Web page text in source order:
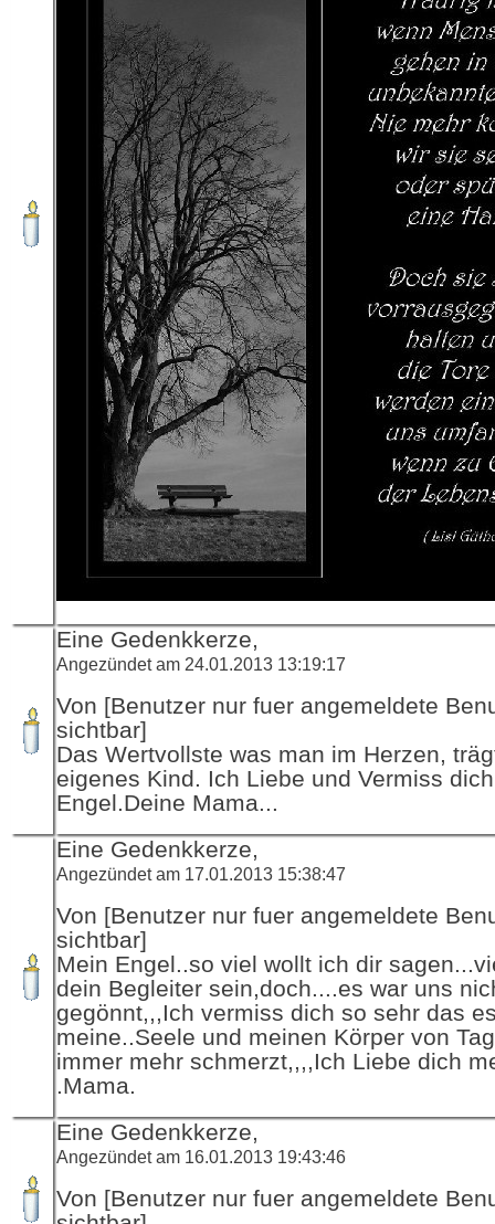
Eine Gedenkkerze,
Angezündet am 24.01.2013 13:19:17
Von [Benutzer nur fuer angemeldete
sichtbar]
Das Wertvollste was man im Herzen,
eigenes Kind. Ich Liebe und Vermiss
Engel.Deine Mama...
Eine Gedenkkerze,
Angezündet am 17.01.2013 15:38:47
Von [Benutzer nur fuer angemeldete
sichtbar]
Mein Engel..so viel wollt ich dir
dein Begleiter sein,doch....es war uns
gegönnt,,,Ich vermiss dich so sehr das
meine..Seele und meinen Körper von
immer mehr schmerzt,,,,Ich Liebe dich
.Mama.
Eine Gedenkkerze,
Angezündet am 16.01.2013 19:43:46
Von [Benutzer nur fuer angemeldete